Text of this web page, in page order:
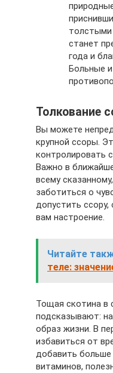
станет
года и
Больные
Толкование
Вы можете
крупной ссоры.
контролировать
Важно в
всему
заботиться о
допустить ссору,
вам настроение.
Читайте
теле:
Тощая скотина в
подсказывают:
образ жизни. В
избавиться от
добавить больше
витаминов,